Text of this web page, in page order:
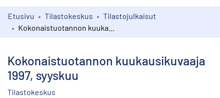
Kokoelmat
Etusivu Tilastokeskus
Tilastojulkaisut
Kokonaistuotannon kuukausikuvaaja
1997, syyskuu
Tilastokeskus